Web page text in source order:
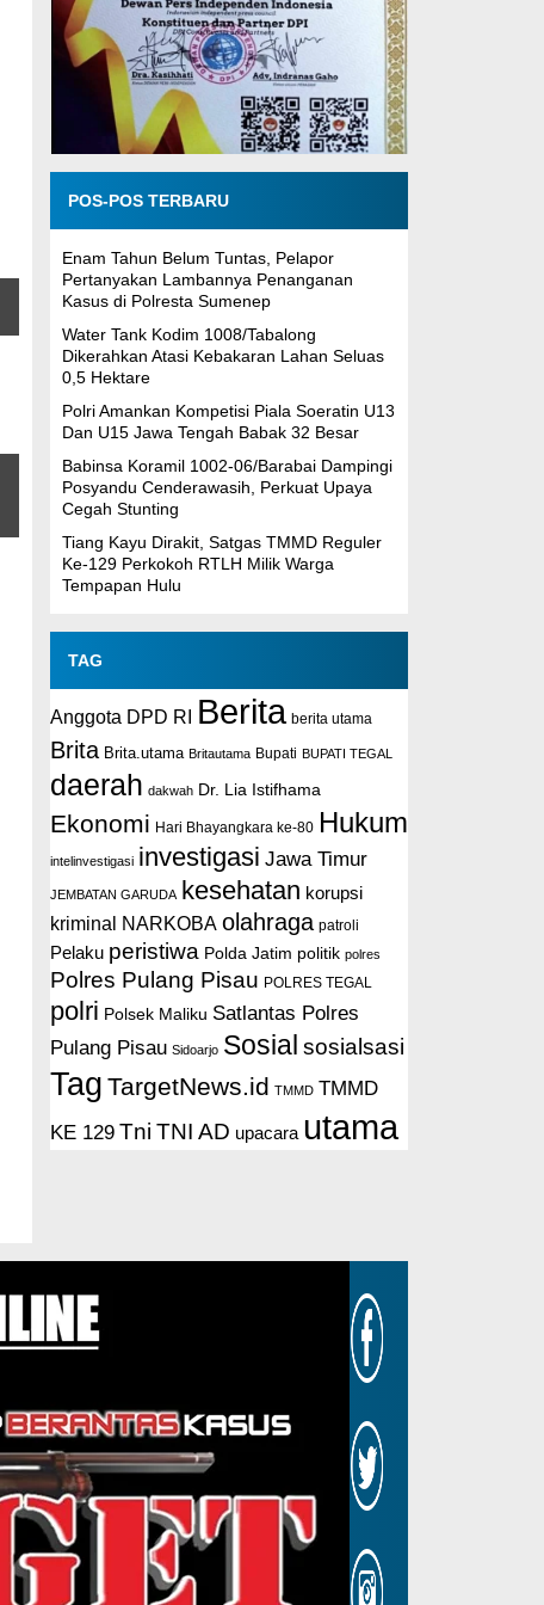
POS-POS TERBARU
Enam Tahun Belum Tuntas, Pelapor
Pertanyakan Lambannya Penanganan
Kasus di Polresta Sumenep
Water Tank Kodim 1008/Tabalong
Dikerahkan Atasi Kebakaran Lahan Seluas
0,5 Hektare
Polri Amankan Kompetisi Piala Soeratin U13
Dan U15 Jawa Tengah Babak 32 Besar
Babinsa Koramil 1002-06/Barabai Dampingi
Posyandu Cenderawasih, Perkuat Upaya
Cegah Stunting
Tiang Kayu Dirakit, Satgas TMMD Reguler
Ke-129 Perkokoh RTLH Milik Warga
Tempapan Hulu
TAG
Anggota DPD RI Berita berita utama
Brita Brita.utama Britautama Bupati BUPATI TEGAL
daerah dakwah Dr. Lia Istifhama
Ekonomi Hari Bhayangkara ke-80 Hukum
intelinvestigasi investigasi Jawa Timur
JEMBATAN GARUDA kesehatan korupsi
kriminal NARKOBA olahraga patroli
Pelaku peristiwa Polda Jatim politik polres
Polres Pulang Pisau POLRES TEGAL
polri Polsek Maliku Satlantas Polres
Pulang Pisau Sidoarjo Sosial sosialsasi
Tag TargetNews.id TMMD TMMD
KE 129 Tni TNI AD upacara utama